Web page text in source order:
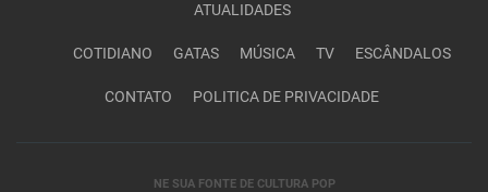
ATUALIDADES
COTIDIANO GATAS MÚSICA TV ESCÂNDALOS
CONTATO POLITICA DE PRIVACIDADE
NE SUA FONTE DE CULTURA POP